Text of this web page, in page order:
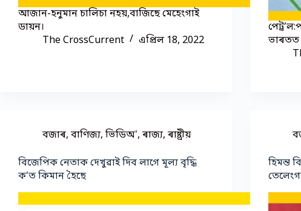
আজান-হনুমান চালিচা নহয়,বাজিছে মেহেংগাই
ডায়ন।
The CrossCurrent
এপ্ৰিল 18, 2022
ভাৰতত
বজাৰ, বাণিজ্য, ভিডিঅ', ৰাজ্য, ৰাষ্ট্ৰীয়
বিজেপিক নেতাক দেখুৱাই দিব লাগে মূল্য বৃদ্ধি
ক’ত কিমান হৈছে
হিমন্ত